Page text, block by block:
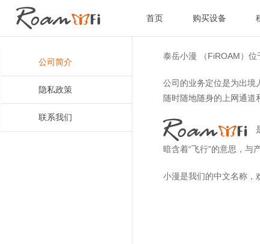
首页 购买设备
公司简介
隐私政策
联系我们
泰岳小漫 （FiROAM）位
公司的业务定位是为出境
随时随地随身的上网通道
暗含着“飞行”的意思，与
小漫是我们的中文名称，